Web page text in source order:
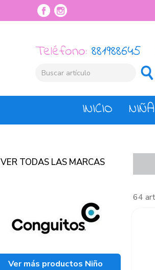
Teléfono: 881988645
INICIO NIÑA
VER TODAS LAS MARCAS
Ver más productos Niño
64